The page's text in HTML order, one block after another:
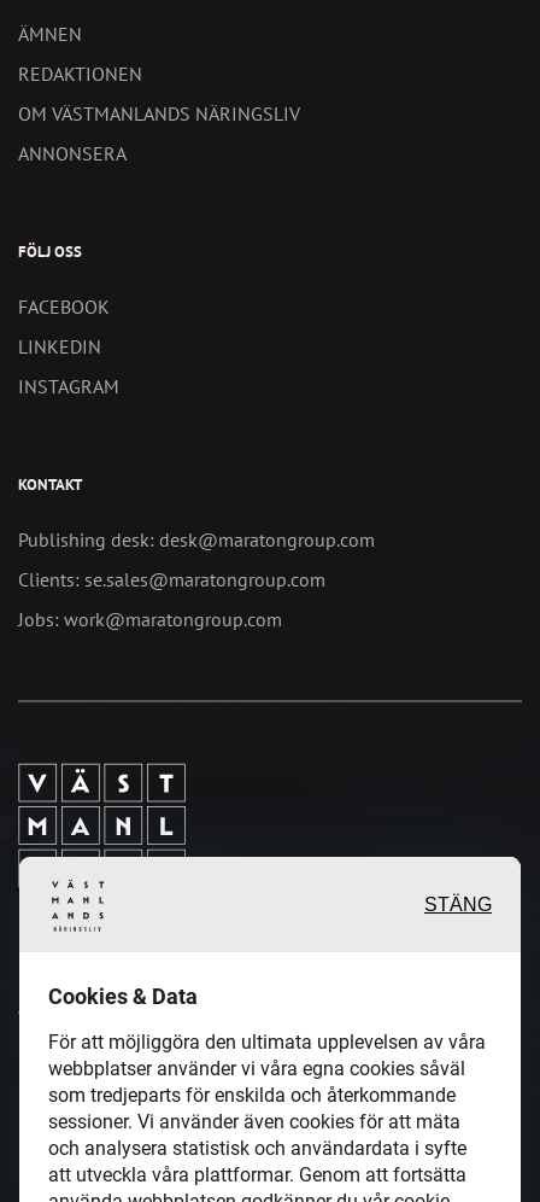
ÄMNEN
REDAKTIONEN
OM VÄSTMANLANDS NÄRINGSLIV
ANNONSERA
FÖLJ OSS
FACEBOOK
LINKEDIN
INSTAGRAM
KONTAKT
Publishing desk: desk@maratongroup.com
Clients: se.sales@maratongroup.com
Jobs: work@maratongroup.com
värdefulla berättelser och
reportage från och om det lokala
näringslivet och dess aktörer samt
en hel del annan läsvärt innehåll.
STÄNG
Cookies & Data
För att möjliggöra den ultimata upplevelsen av våra
webbplatser använder vi våra egna cookies såväl
som tredjeparts för enskilda och återkommande
sessioner. Vi använder även cookies för att mäta
och analysera statistisk och användardata i syfte
att utveckla våra plattformar. Genom att fortsätta